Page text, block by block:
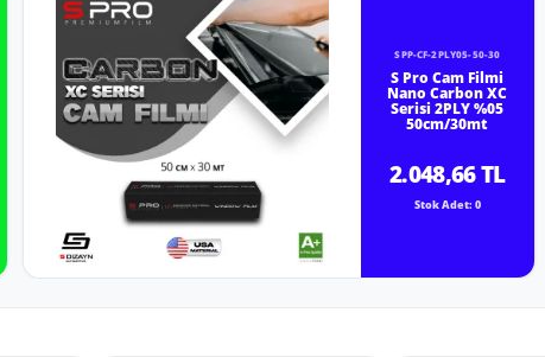
SPP-CF-2PLY05-50-30
S Pro Cam Filmi
Nano Carbon XC
Serisi 2PLY %05
50cm/30mt
2.048,66 TL
Stok Adet: 0